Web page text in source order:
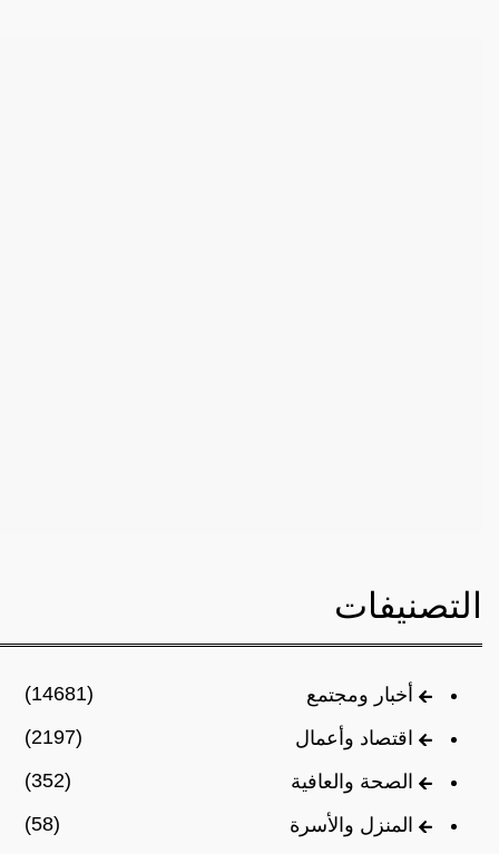
التصنيفات
أخبار ومجتمع
(14681)
اقتصاد وأعمال
(2197)
الصحة والعافية
(352)
المنزل والأسرة
(58)